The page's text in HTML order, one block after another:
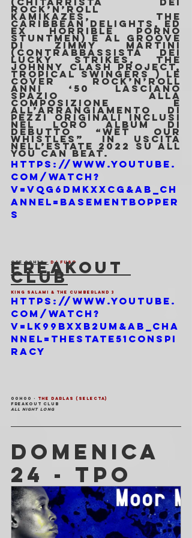
Rock’n’Roll
Kamikazes, The
Caribbean Delights, ed
ex Horrible Porno
Stuntmen) e al groove
di Zimmy Martini
(contrabbassista dei
Lucky Strikes, The
Johnny Clash Project,
Tropical Swingers ) le
cover rock’n’roll
anni ‘50 lasciano
spazio alla
composizione e
all’arrangiamento di
pezzi originali inclusi
nel loro album di
debutto “Wet our
Whistles” in uscita
nell’estate 2022 su All
You Can Beat.
https://www.youtube.
com/watch?
v=VQg6dmKxxCg&ab_ch
annel=BasementBopper
s
ORE 00H30 - DJ FUSO
FREAKOUT
CLUB
KING SALAMI & THE CUMBERLAND 3
https://www.youtube.
com/watch?
v=lK99BxxB2uM&ab_cha
nnel=Thestate51Conspi
racy
00H00 -
THE DARLAS (SELECTA)
FREAKOUT CLUB
ALL NIGHT LONG
DOMENICA
24 - TPO